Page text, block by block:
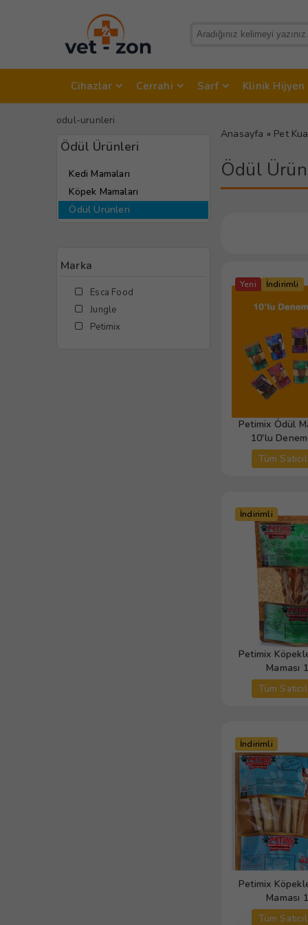
Cihazlar Cerrahi Sarf Klinik Hijyen
odul-urunleri
Ödül Ürünleri
Kedi Mamaları
Köpek Mamaları
Ödül Ürünleri
Marka
Esca Food
Jungle
Petimix
Anasayfa » Pet
Ödül
Yeni İndirimli
Petimix Ödül
10'lu
Tüm
İndirimli
Petimix
Maması
Tüm
İndirimli
Petimix
Maması
Tüm